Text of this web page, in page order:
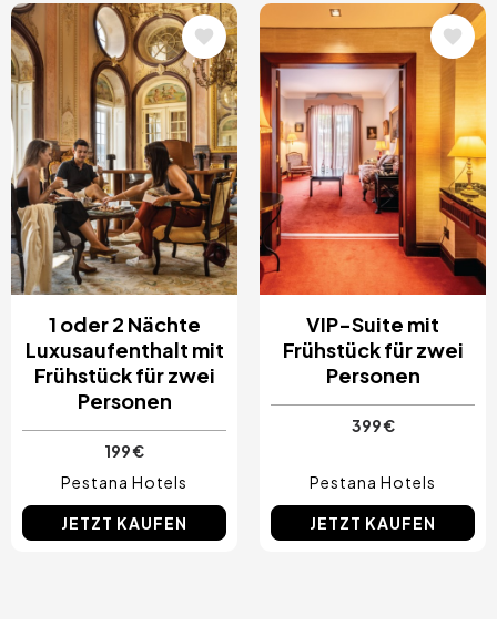
Bild
1 oder 2 Nächte
Luxusaufenthalt mit
Frühstück für zwei
Personen
199 €
Pestana Hotels
JETZT KAUFEN
Bild
VIP-Suite mit
Frühstück für zwei
Personen
399 €
Pestana Hotels
JETZT KAUFEN